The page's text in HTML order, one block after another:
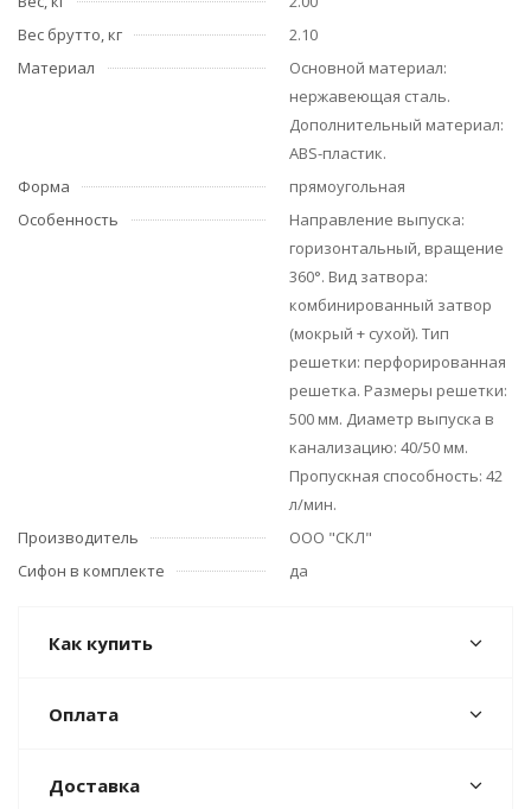
Вес брутто, кг
2.10
Материал
Основной материал:
нержавеющая сталь.
Дополнительный материал:
ABS-пластик.
Форма
прямоугольная
Особенность
Направление выпуска:
горизонтальный, вращение
360°. Вид затвора:
комбинированный затвор
(мокрый + сухой). Тип
решетки: перфорированная
решетка. Размеры решетки:
500 мм. Диаметр выпуска в
канализацию: 40/50 мм.
Пропускная способность: 42
л/мин.
Производитель
ООО "СКЛ"
Сифон в комплекте
да
Как купить
Оплата
Доставка